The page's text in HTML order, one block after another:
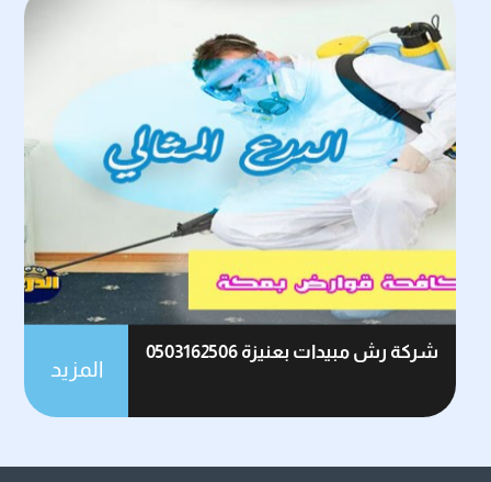
شركة رش مبيدات بعنيزة 0503162506
المزيد